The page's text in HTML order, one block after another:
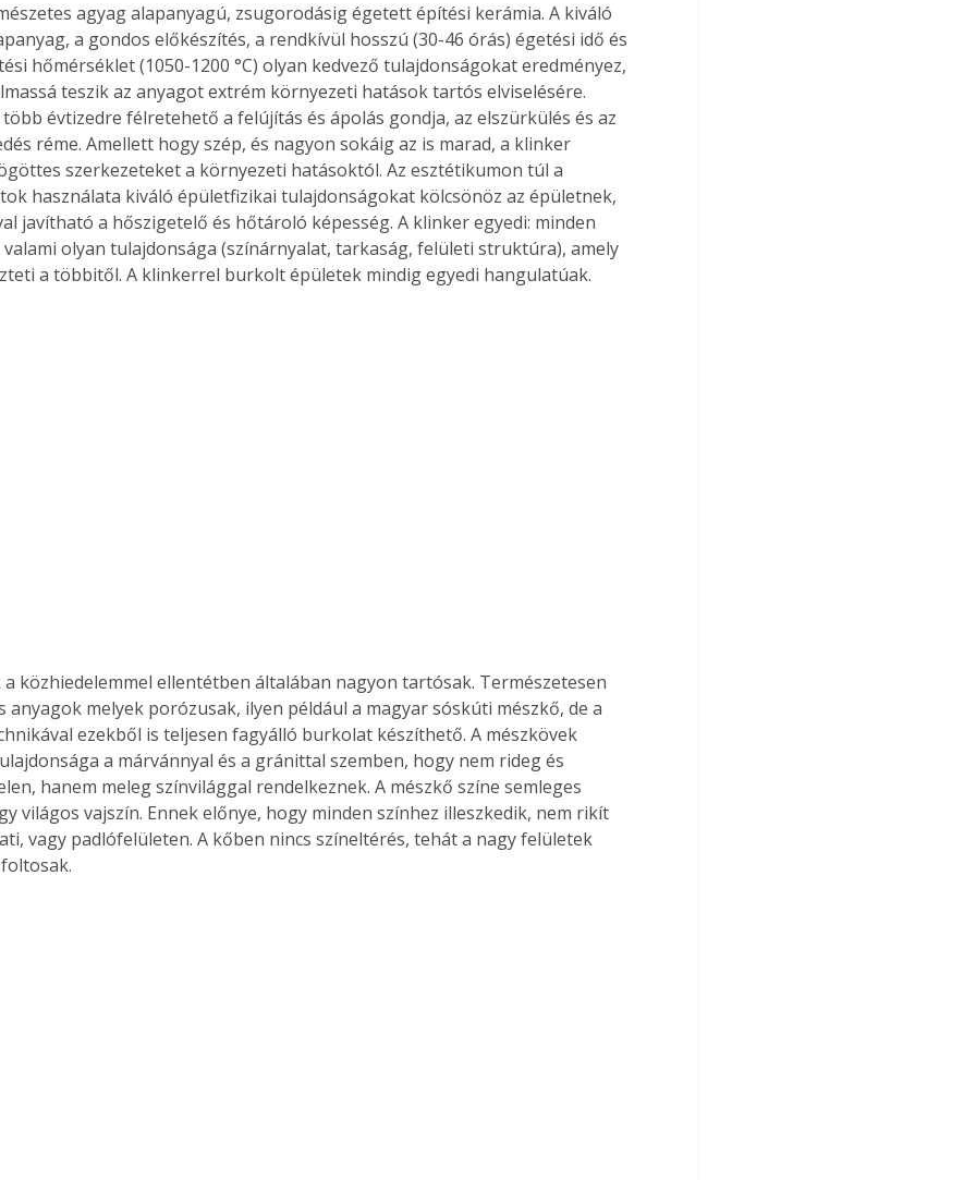
agyag alapanyagú, zsugorodásig égetett építési kerámia. A kiváló
a gondos előkészítés, a rendkívül hosszú (30-46 órás) égetési idő és
hőmérséklet (1050-1200 °C) olyan kedvező tulajdonságokat eredményez,
teszik az anyagot extrém környezeti hatások tartós elviselésére.
évtizedre félretehető a felújítás és ápolás gondja, az elszürkülés és az
réme. Amellett hogy szép, és nagyon sokáig az is marad, a klinker
szerkezeteket a környezeti hatásoktól. Az esztétikumon túl a
használata kiváló épületfizikai tulajdonságokat kölcsönöz az épületnek,
javítható a hőszigetelő és hőtároló képesség. A klinker egyedi: minden
olyan tulajdonsága (színárnyalat, tarkaság, felületi struktúra), amely
a többitől. A klinkerrel burkolt épületek mindig egyedi hangulatúak.
a közhiedelemmel ellentétben általában nagyon tartósak. Természetesen
anyagok melyek porózusak, ilyen például a magyar sóskúti mészkő, de a
ezekből is teljesen fagyálló burkolat készíthető. A mészkövek
a márvánnyal és a gránittal szemben, hogy nem rideg és
hanem meleg színvilággal rendelkeznek. A mészkő színe semleges
világos vajszín. Ennek előnye, hogy minden színhez illeszkedik, nem rikít
vagy padlófelületen. A kőben nincs színeltérés, tehát a nagy felületek